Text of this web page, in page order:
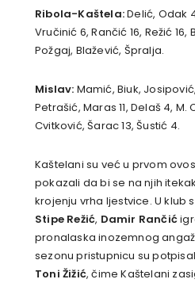
Ribola-Kaštela:Delić, Odak
Vručinić 6, Rančić 16, Režić 16,
Požgaj, Blažević, Špralja.
Mislav: Mamić, Biuk,
Petrašić, Maras 11, Delaš 4, M.
Cvitković, Šarac 13, Šustić 4.
Kaštelani su već u prvom
pokazali da bi se na njih
krojenju vrha ljestvice. U klub
Stipe Režić, Damir Rančić
pronalaska inozemnog
sezonu pristupnicu su
Toni Žižić, čime Kaštelani